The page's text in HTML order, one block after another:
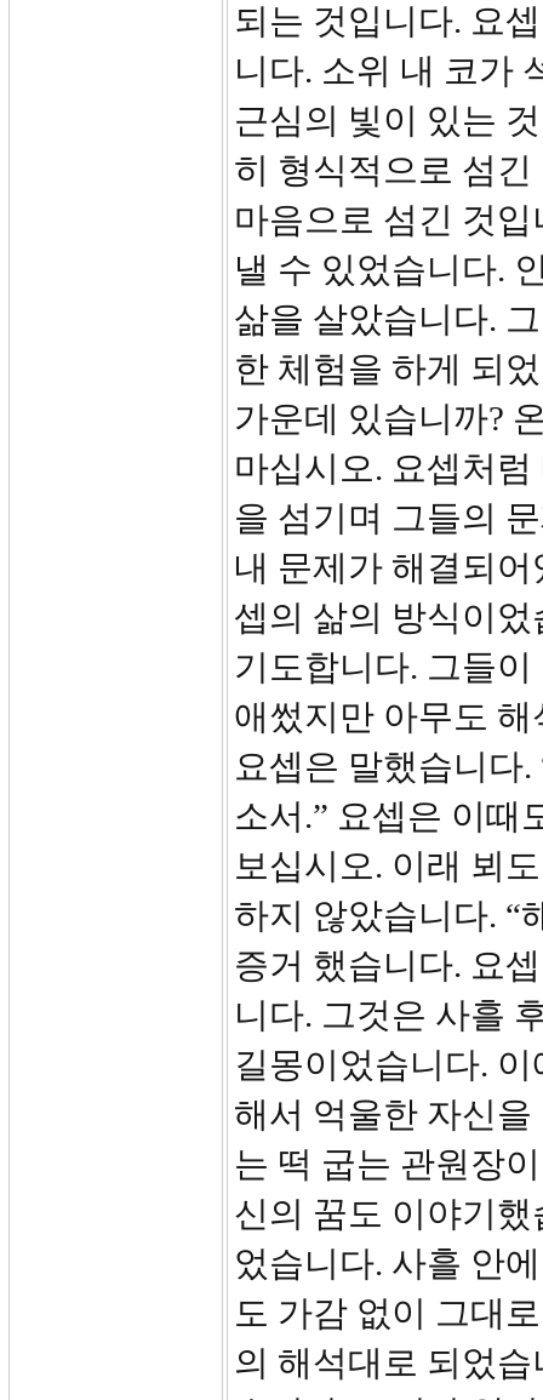
되는 것입니다. 요
니다. 소위 내 코가
근심의 빛이 있는
히 형식적으로 섬
마음으로 섬긴 것
낼 수 있었습니다.
삶을 살았습니다.
한 체험을 하게 되
가운데 있습니까?
마십시오. 요셉처
을 섬기며 그들의
내 문제가 해결되
셉의 삶의 방식이
기도합니다. 그들
애썼지만 아무도
요셉은 말했습니다
소서.” 요셉은 이때
보십시오. 이래 뵈
하지 않았습니다. “
증거 했습니다. 요
니다. 그것은 사흘
길몽이었습니다.
해서 억울한 자신
는 떡 굽는 관원장
신의 꿈도 이야기
었습니다. 사흘 안
도 가감 없이 그대
의 해석대로 되었